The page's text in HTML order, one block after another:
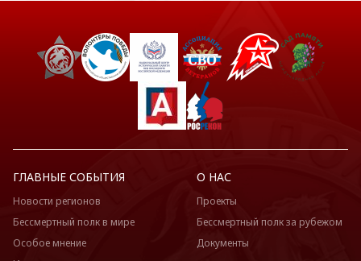
ГЛАВНЫЕ СОБЫТИЯ
Новости регионов
Бессмертный полк в мире
Особое мнение
О НАС
Проекты
Бессмертный полк за рубежом
Документы